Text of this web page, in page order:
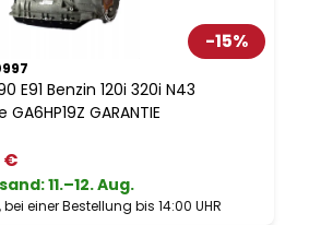
-15%
E91 Benzin 120i 320i N43
GARANTIE
€
:11.–12. Aug.
einer Bestellung bis 14:00 UHR